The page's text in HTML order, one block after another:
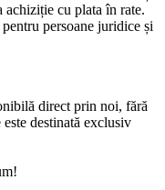
cu plata în rate.
persoane juridice și
direct prin noi, fără
destinată exclusiv